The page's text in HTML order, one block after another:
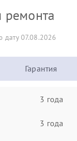
ремонта
дату 07.08.2026
Гарантия
3 года
3 года